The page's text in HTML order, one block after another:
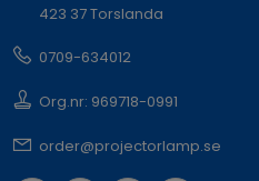
423 37 Torslanda
0709-634012
Org.nr: 969718-0991
order@projectorlamp.se